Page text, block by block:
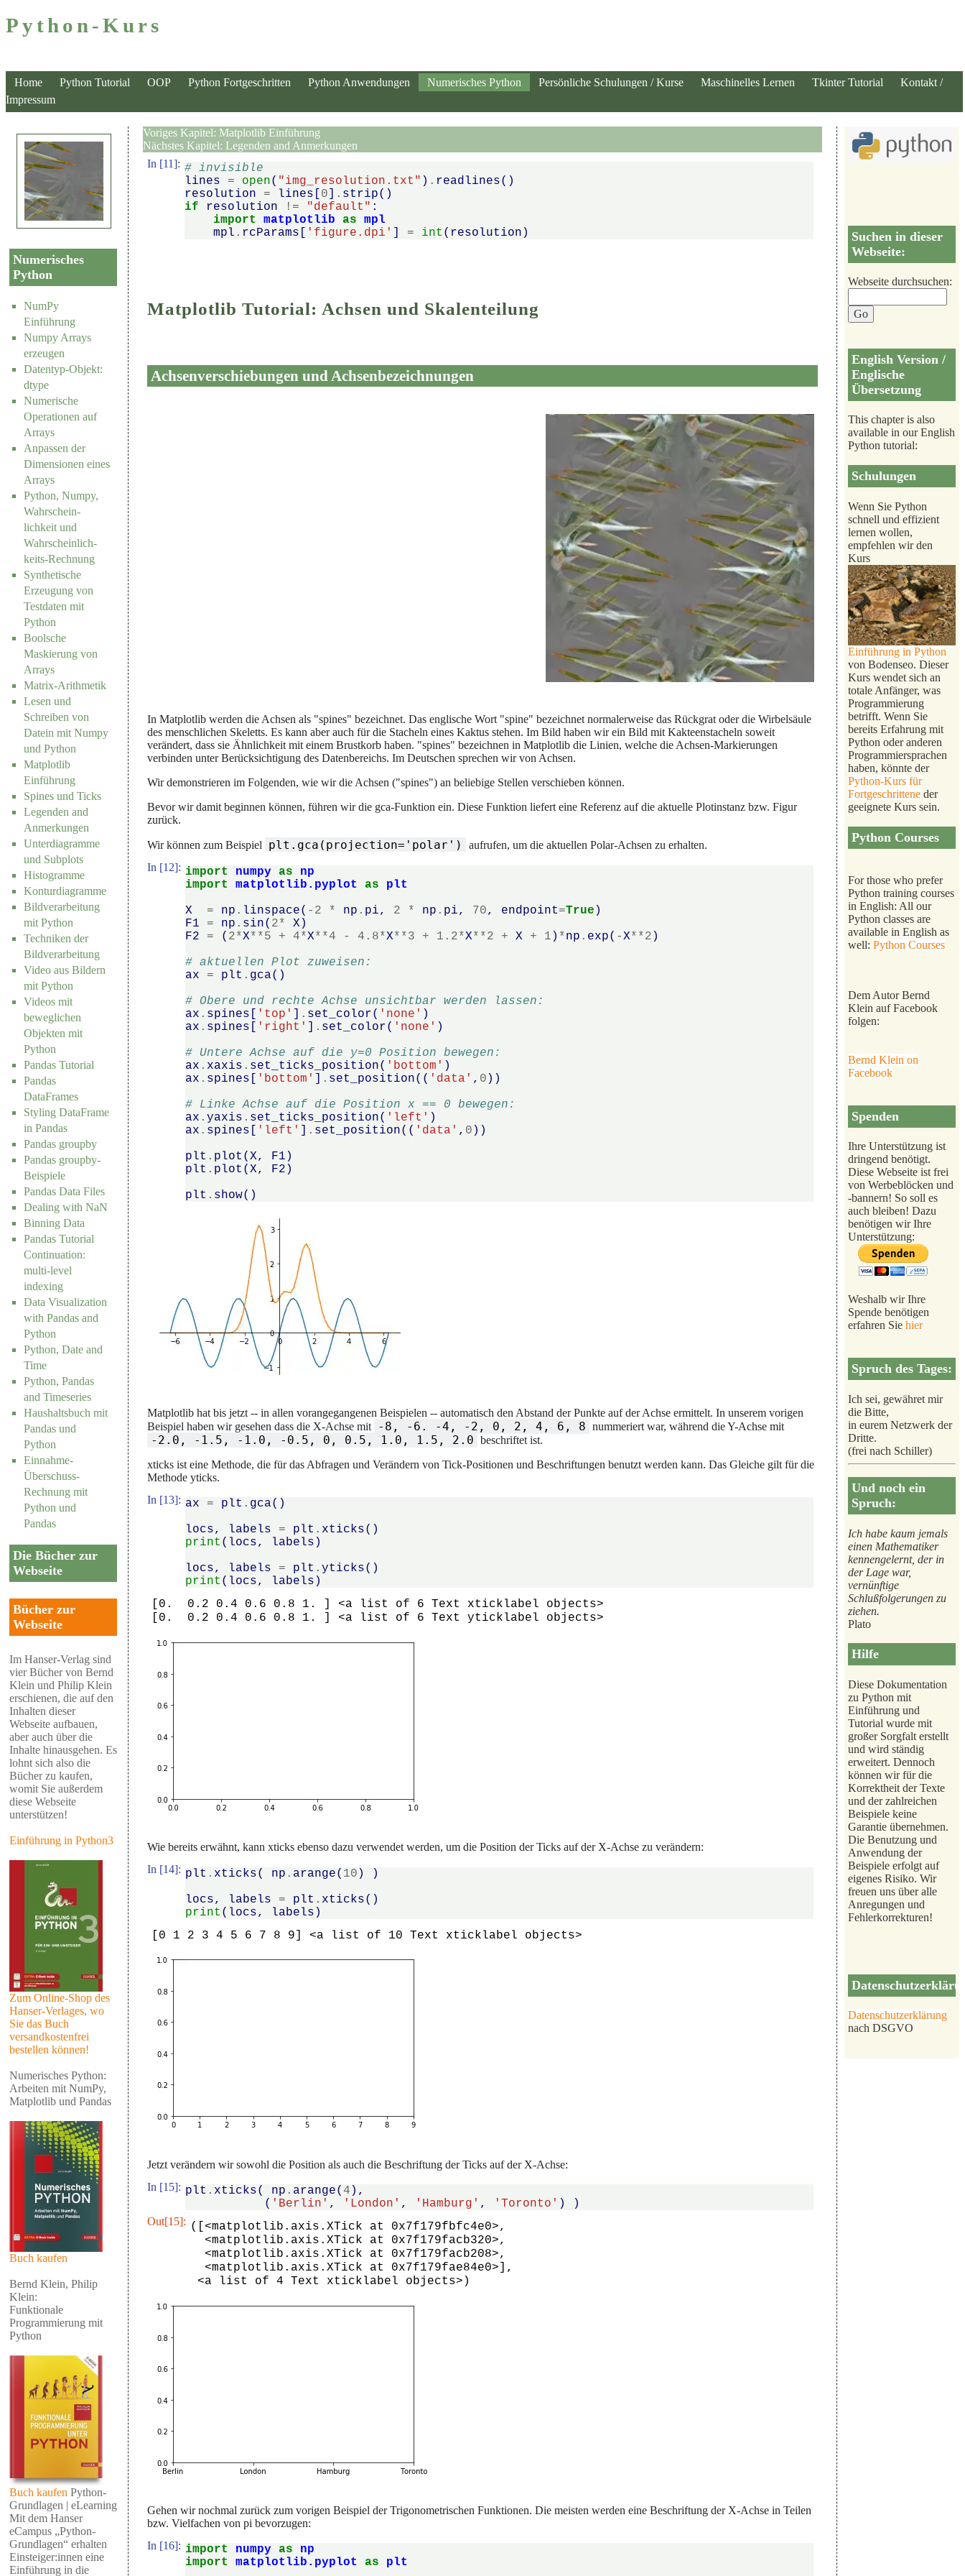
Python-Kurs
Home Python Tutorial OOP Python Fortgeschritten Python Anwendungen Numerisches Python Persönliche Schulungen / Kurse Maschinelles Lernen Tkinter Tutorial
Kontakt /
Impressum
Numerisches
Python
NumPy
Einführung
Numpy Arrays
erzeugen
Datentyp-Objekt:
dtype
Numerische
Operationen auf
Arrays
Anpassen der
Dimensionen eines
Arrays
Python, Numpy,
Wahrschein-
lichkeit und
Wahrscheinlich-
keits-Rechnung
Synthetische
Erzeugung von
Testdaten mit
Python
Boolsche
Maskierung von
Arrays
Matrix-Arithmetik
Lesen und
Schreiben von
Datein mit Numpy
und Python
Matplotlib
Einführung
Spines und Ticks
Legenden and
Anmerkungen
Unterdiagramme
und Subplots
Histogramme
Konturdiagramme
Bildverarbeitung
mit Python
Techniken der
Bildverarbeitung
Video aus Bildern
mit Python
Videos mit
beweglichen
Objekten mit
Python
Pandas Tutorial
Pandas
DataFrames
Styling DataFrame
in Pandas
Pandas groupby
Pandas groupby-
Beispiele
Pandas Data Files
Dealing with NaN
Binning Data
Pandas Tutorial
Continuation:
multi-level
indexing
Data Visualization
with Pandas and
Python
Python, Date and
Time
Python, Pandas
and Timeseries
Haushaltsbuch mit
Pandas und
Python
Einnahme-
Überschuss-
Rechnung mit
Python und
Pandas
Die Bücher zur
Webseite
Bücher zur
Webseite
Im Hanser-Verlag sind
vier Bücher von Bernd
Klein und Philip Klein
erschienen, die auf den
Inhalten dieser
Webseite aufbauen,
aber auch über die
Inhalte hinausgehen. Es
lohnt sich also die
Bücher zu kaufen,
womit Sie außerdem
diese Webseite
unterstützen!
Einführung in Python3
Zum Online-Shop des
Hanser-Verlages, wo
Sie das Buch
versandkostenfrei
bestellen können!
Numerisches Python:
Arbeiten mit NumPy,
Matplotlib und Pandas
Buch kaufen
Bernd Klein, Philip
Klein:
Funktionale
Programmierung mit
Python
Buch kaufen Python-
Grundlagen | eLearning
Mit dem Hanser
eCampus „Python-
Grundlagen“ erhalten
Einsteiger:innen eine
Einführung in die
Suchen in dieser
Webseite:
Webseite durchsuchen:
English Version /
Englische
Übersetzung
This chapter is also
available in our English
Python tutorial:
Schulungen
Wenn Sie Python
schnell und effizient
lernen wollen,
empfehlen wir den
Kurs
Einführung in Python
von Bodenseo. Dieser
Kurs wendet sich an
totale Anfänger, was
Programmierung
betrifft. Wenn Sie
bereits Erfahrung mit
Python oder anderen
Programmiersprachen
haben, könnte der
Python-Kurs für
Fortgeschrittene der
geeignete Kurs sein.
Python Courses
For those who prefer
Python training courses
in English: All our
Python classes are
available in English as
well: Python Courses
Dem Autor Bernd
Klein auf Facebook
folgen:
Bernd Klein on
Facebook
Spenden
Ihre Unterstützung ist
dringend benötigt.
Diese Webseite ist frei
von Werbeblöcken und
-bannern! So soll es
auch bleiben! Dazu
benötigen wir Ihre
Unterstützung:
Weshalb wir Ihre
Spende benötigen
erfahren Sie hier
Spruch des Tages:
Ich sei, gewähret mir
die Bitte,
in eurem Netzwerk der
Dritte.
(frei nach Schiller)
Und noch ein
Spruch:
Ich habe kaum jemals
einen Mathematiker
kennengelernt, der in
der Lage war,
vernünftige
Schlußfolgerungen zu
ziehen.
Plato
Hilfe
Diese Dokumentation
zu Python mit
Einführung und
Tutorial wurde mit
großer Sorgfalt erstellt
und wird ständig
erweitert. Dennoch
können wir für die
Korrektheit der Texte
und der zahlreichen
Beispiele keine
Garantie übernehmen.
Die Benutzung und
Anwendung der
Beispiele erfolgt auf
eigenes Risiko. Wir
freuen uns über alle
Anregungen und
Fehlerkorrekturen!
Datenschutzerklärung
nach DSGVO
Voriges Kapitel: Matplotlib Einführung
Nächstes Kapitel: Legenden and Anmerkungen
In [11]: # invisible
lines
= open( "img_resolution.txt" ) . readlines()
resolution
= lines 0 . strip()
if
resolution != "default" :
import
matplotlib as
mpl
mpl . rcParams 'figure.dpi' = int ( resolution )
Matplotlib Tutorial: Achsen und Skalenteilung
Achsenverschiebungen und Achsenbezeichnungen
In Matplotlib werden die Achsen als "spines" bezeichnet. Das englische Wort "spine" bezeichnet normalerweise das Rückgrat oder die Wirbelsäule
des menschlichen Skeletts. Es kann aber auch für die Stacheln eines Kaktus stehen. Im Bild haben wir ein Bild mit Kakteenstacheln soweit
verändert, dass sie Ähnlichkeit mit einem Brustkorb haben. "spines" bezeichnen in Matplotlib die Linien, welche die Achsen-Markierungen
verbinden unter Berücksichtigung des Datenbereichs. Im Deutschen sprechen wir von Achsen.
Wir demonstrieren im Folgenden, wie wir die Achsen ("spines") an beliebige Stellen verschieben können.
Bevor wir damit beginnen können, führen wir die gca-Funktion ein. Diese Funktion liefert eine Referenz auf die aktuelle Plotinstanz bzw. Figur
zurück.
Wir können zum Beispiel plt.gca(projection='polar')
aufrufen, um die aktuellen Polar-Achsen zu erhalten.
In [12]: import numpy as
np
import
matplotlib.pyplot as
plt
X
= np . linspace( - 2 * np . pi, 2 * np . pi, 70, endpoint=True )
F1
= np . sin( 2* X )
F2
= ( 2*X**5 + 4*X**4 - 4.8*X**3 + 1.2*X**2 + X + 1 ) *np . exp( -X**2 )
# aktuellen Plot zuweisen:
ax
= plt . gca()
# Obere und rechte Achse unsichtbar werden lassen:
ax . spines 'top' . set_color( 'none' )
ax . spines 'right' . set_color( 'none' )
# Untere Achse auf die y=0 Position bewegen:
ax . xaxis . set_ticks_position( 'bottom' )
ax . spines 'bottom' . set_position(( 'data' , 0 ))
# Linke Achse auf die Position x == 0 bewegen:
ax .yaxis . set_ticks_position( 'left' )
ax . spines 'left' . set_position(( 'data' , 0 ))
plt . plot (X, F1 )
plt . plot (X, F2 )
plt . show()
Matplotlib hat bis jetzt -- in allen vorangegangenen Beispielen -- automatisch den Abstand der Punkte auf der Achse ermittelt. In unserem vorigen
Beispiel haben wir gesehen dass die X-Achse mit
-8, -6. -4, -2, 0, 2, 4, 6, 8 nummeriert war, während die Y-Achse mit
-2.0, -1.5, -1.0, -0.5, 0, 0.5, 1.0, 1.5, 2.0 beschriftet ist.
xticks ist eine Methode, die für das Abfragen und Verändern von Tick-Positionen und Beschriftungen benutzt werden kann. Das Gleiche gilt für die
Methode yticks.
In [13]: ax = plt . gca()
locs, labels = plt . xticks()
print ( locs, labels )
locs, labels = plt .yticks()
print ( locs, labels )
[0.  0.2 0.4 0.6 0.8 1. ] <a list of 6 Text xticklabel objects>
Wie bereits erwähnt, kann xticks ebenso dazu verwendet werden, um die Position der Ticks auf der X-Achse zu verändern:
In [14]: plt . xticks( np . arange( 10 )
)
locs, labels = plt . xticks()
print ( locs, labels )
Jetzt verändern wir sowohl die Position als auch die Beschriftung der Ticks auf der X-Achse:
In [15]: plt . xticks( np . arange(4 ),
( 'Berlin' , 'London' , 'Hamburg' , 'Toronto' ) )
Out[15]: ([<matplotlib.axis.XTick at 0x7f179fbfc4e0>,
  <matplotlib.axis.XTick at 0x7f179facb320>,
  <matplotlib.axis.XTick at 0x7f179facb208>,
  <matplotlib.axis.XTick at 0x7f179fae84e0>],
<a list of 4 Text xticklabel objects>)
Gehen wir nochmal zurück zum vorigen Beispiel der Trigonometrischen Funktionen. Die meisten werden eine Beschriftung der X-Achse in Teilen
bzw. Vielfachen von pi bevorzugen:
In [16]: import numpy as
np
import
matplotlib.pyplot as plt